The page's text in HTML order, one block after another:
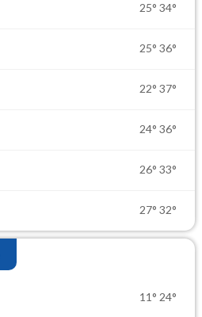
25° 34°
25° 36°
22° 37°
24° 36°
26° 33°
27° 32°
11° 24°